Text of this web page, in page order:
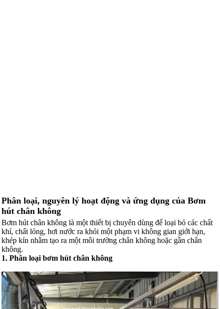
Phân loại, nguyên lý hoạt động và ứng dụng của Bơm
hút chân không
Bơm hút chân không là một thiết bị chuyên dùng để loại bỏ các chất
khí, chất lỏng, hơi nước ra khỏi một phạm vi không gian giới hạn,
khép kín nhằm tạo ra một môi trường chân không hoặc gần chân
không.
1. Phân loại bơm hút chân không